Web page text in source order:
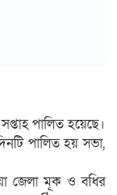
পালিত হয়েছে।
পালিত হয় সভা,
জেলা মূক ও বধির